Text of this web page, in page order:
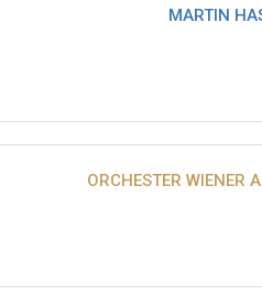
MARTIN
ORCHESTER WIENER